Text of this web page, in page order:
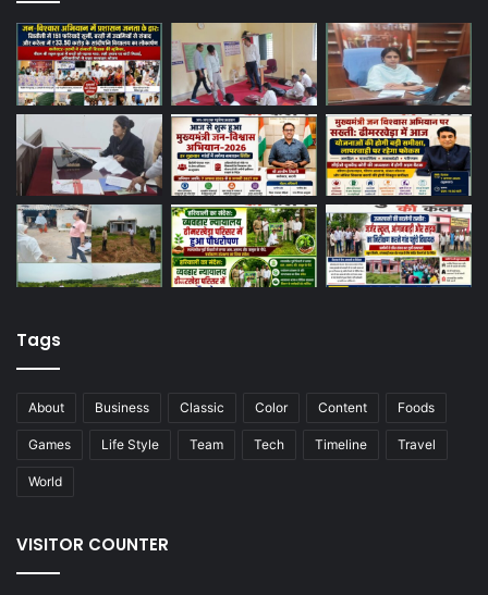
Tags
About Business Classic Color Content Foods
Games Life Style Team Tech Timeline Travel
World
VISITOR COUNTER